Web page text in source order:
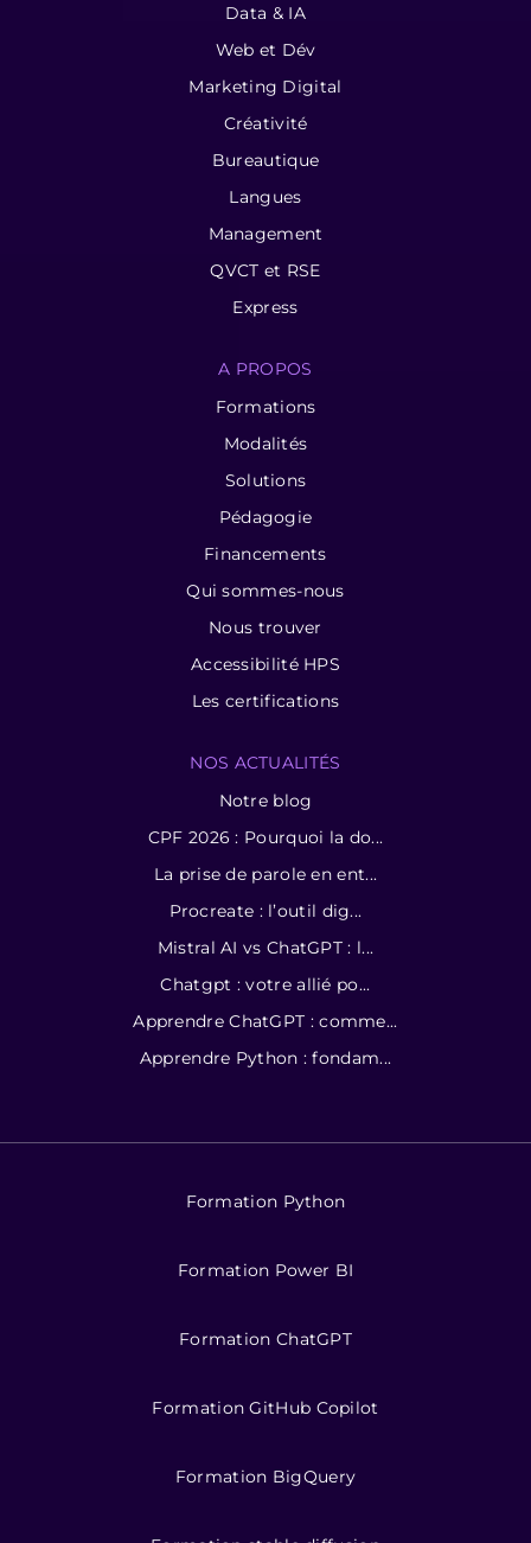
Data & IA
Web et Dév
Marketing Digital
Créativité
Bureautique
Langues
Management
QVCT et RSE
Express
A PROPOS
Formations
Modalités
Solutions
Pédagogie
Financements
Qui sommes-nous
Nous trouver
Accessibilité HPS
Les certifications
NOS ACTUALITÉS
Notre blog
CPF 2026 : Pourquoi la do...
La prise de parole en ent...
Procreate : l’outil dig...
Mistral AI vs ChatGPT : l...
Chatgpt : votre allié po...
Apprendre ChatGPT : comme...
Apprendre Python : fondam...
Formation Python
Formation Power BI
Formation ChatGPT
Formation GitHub Copilot
Formation BigQuery